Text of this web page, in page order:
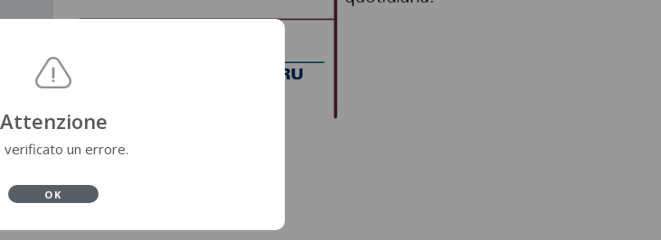
Attenzione
verificato un errore.
OK